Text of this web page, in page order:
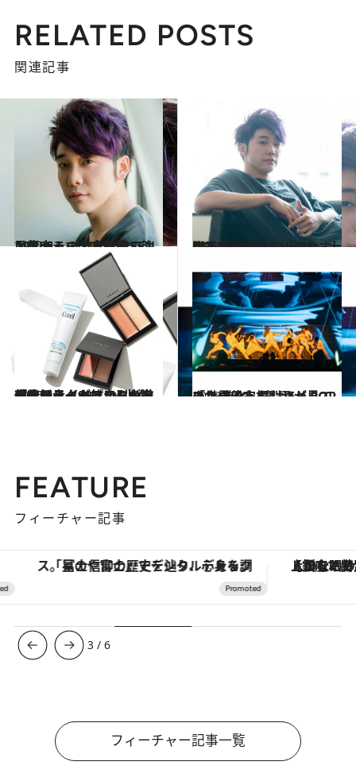
RELATED POSTS
関連記事
2017.9.1
人気ドラマの主題歌で注目度大！ 「Mrs. GREEN APPLE」の大森元貴
カルチャー 2017.8.18
躍進中のバンド「Mrs. GREEN APPLE」 楽曲すべてを手掛けるVo&G、大森元貴
カルチャー
2026.4.4
「彼はメイクで自らを進化させるタイプ」ミセス大森元貴（29）の“少女顔”×メイクが放つ引力を美容ジャーナリストが徹底分析
ビューティ＆ヘルス 2023.5.10
「この子たち、ヤバい！」仲宗根梨乃が見てきた 進化し続けるK-POPの世界
カルチャー
FEATURE
フィーチャー記事
「星のや富士」でデジタルデトックス。冨士信仰の歴史を辿り、心身を調える。 【銀座で出合う最旬美容】美髪ケアや上質
3 /6
フィーチャー記事一覧